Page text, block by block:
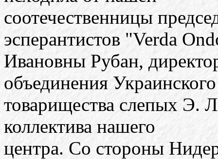
соотечественницы
эсперантистов "Verda
Ивановны Рубан,
объединения Украинского
товарищества слепых Э.
коллектива нашего
центра. Со стороны